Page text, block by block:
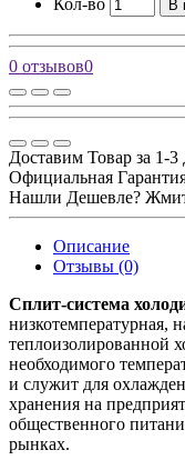
В
0 отзывов0
Доставим Товар за 1-3
Официальная
Нашли Дешевле?
Описание
Отзывы (0)
Сплит-система
низкотемпературная,
теплоизолированной
необходимого
и служит для
хранения на
общественного
рынках.